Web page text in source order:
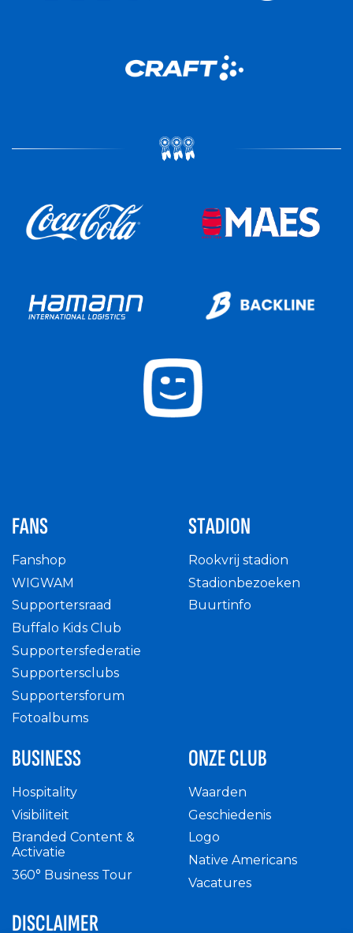
FANS
Fanshop
WIGWAM
Supportersraad
Buffalo Kids Club
Supportersfederatie
Supportersclubs
Supportersforum
Fotoalbums
STADION
Rookvrij stadion
Stadionbezoeken
Buurtinfo
BUSINESS
Hospitality
Visibiliteit
Branded Content &
Activatie
360° Business Tour
ONZE CLUB
Waarden
Geschiedenis
Logo
Native Americans
Vacatures
DISCLAIMER